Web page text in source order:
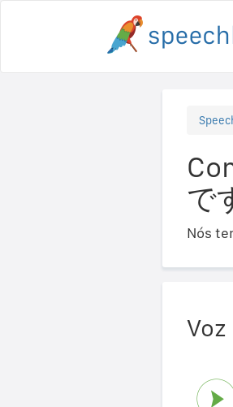
で
Nós